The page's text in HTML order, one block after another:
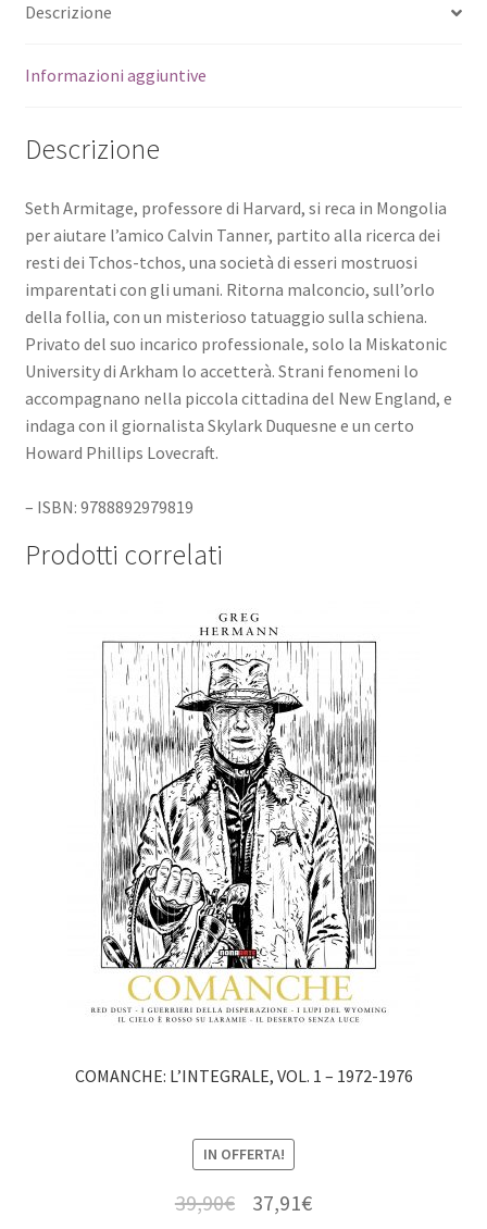
Descrizione
Informazioni aggiuntive
Descrizione
Seth Armitage, professore di Harvard, si reca in Mongolia
per aiutare l’amico Calvin Tanner, partito alla ricerca dei
resti dei Tchos-tchos, una società di esseri mostruosi
imparentati con gli umani. Ritorna malconcio, sull’orlo
della follia, con un misterioso tatuaggio sulla schiena.
Privato del suo incarico professionale, solo la Miskatonic
University di Arkham lo accetterà. Strani fenomeni lo
accompagnano nella piccola cittadina del New England, e
indaga con il giornalista Skylark Duquesne e un certo
Howard Phillips Lovecraft.
– ISBN: 9788892979819
Prodotti correlati
COMANCHE: L’INTEGRALE, VOL. 1 – 1972-1976
IN OFFERTA!
39,90€ 37,91€